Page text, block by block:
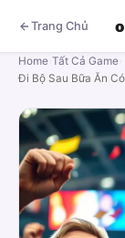
Trang Chủ
Home Tất Cả Game
Đi Bộ Sau Bữa Ăn